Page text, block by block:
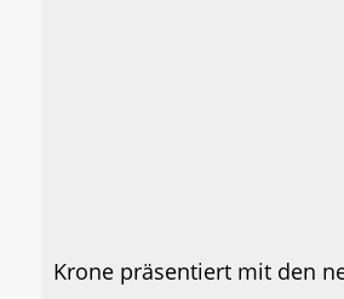
Krone präsentiert mit den